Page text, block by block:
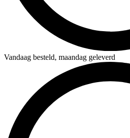
Vandaag besteld, maandag geleverd